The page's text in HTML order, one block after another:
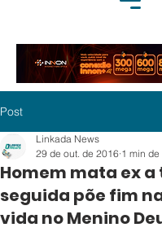
Post
Homem mata ex a
seguida põe fim
vida no Menino
Linkada News
29 de out. de 2016 1 min